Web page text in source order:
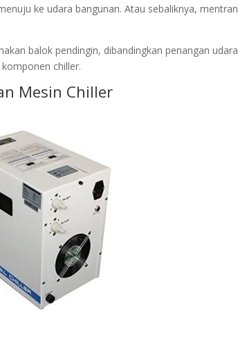
ke udara bangunan. Atau sebaliknya,
balok pendingin, dibandingkan penangan
chiller.
Mesin Chiller